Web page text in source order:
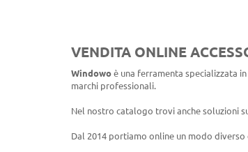
VENDITA ONLINE
Windowo è una ferramenta specializzata in
marchi professionali.
Nel nostro catalogo trovi anche soluzioni
Dal 2014 portiamo online un modo